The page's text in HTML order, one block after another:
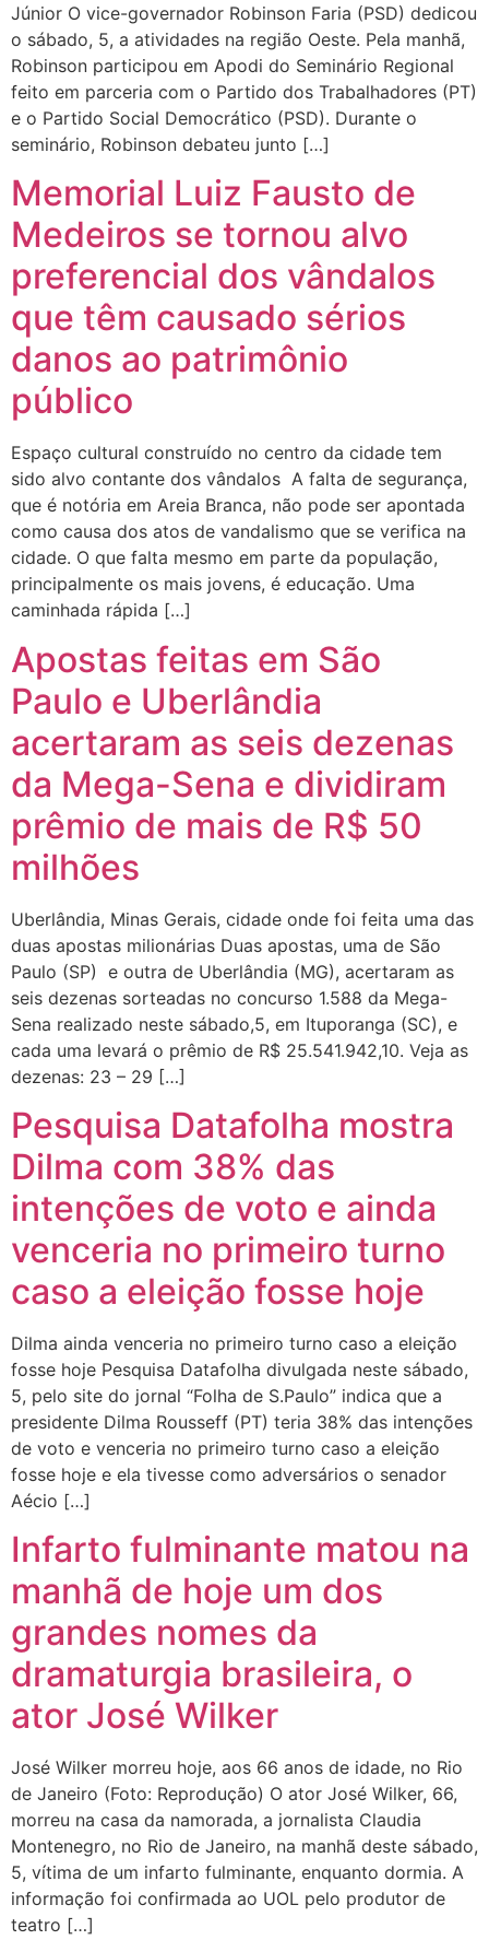
Júnior O vice-governador Robinson Faria (PSD) dedicou
o sábado, 5, a atividades na região Oeste. Pela manhã,
Robinson participou em Apodi do Seminário Regional
feito em parceria com o Partido dos Trabalhadores (PT)
e o Partido Social Democrático (PSD). Durante o
seminário, Robinson debateu junto […]
Memorial Luiz Fausto de
Medeiros se tornou alvo
preferencial dos vândalos
que têm causado sérios
danos ao patrimônio
público
Espaço cultural construído no centro da cidade tem
sido alvo contante dos vândalos A falta de segurança,
que é notória em Areia Branca, não pode ser apontada
como causa dos atos de vandalismo que se verifica na
cidade. O que falta mesmo em parte da população,
principalmente os mais jovens, é educação. Uma
caminhada rápida […]
Apostas feitas em São
Paulo e Uberlândia
acertaram as seis dezenas
da Mega-Sena e dividiram
prêmio de mais de R$ 50
milhões
Uberlândia, Minas Gerais, cidade onde foi feita uma das
duas apostas milionárias Duas apostas, uma de São
Paulo (SP) e outra de Uberlândia (MG), acertaram as
seis dezenas sorteadas no concurso 1.588 da Mega-
Sena realizado neste sábado,5, em Ituporanga (SC), e
cada uma levará o prêmio de R$ 25.541.942,10. Veja as
dezenas: 23 – 29 […]
Pesquisa Datafolha mostra
Dilma com 38% das
intenções de voto e ainda
venceria no primeiro turno
caso a eleição fosse hoje
Dilma ainda venceria no primeiro turno caso a eleição
fosse hoje Pesquisa Datafolha divulgada neste sábado,
5, pelo site do jornal “Folha de S.Paulo” indica que a
presidente Dilma Rousseff (PT) teria 38% das intenções
de voto e venceria no primeiro turno caso a eleição
fosse hoje e ela tivesse como adversários o senador
Aécio […]
Infarto fulminante matou na
manhã de hoje um dos
grandes nomes da
dramaturgia brasileira, o
ator José Wilker
José Wilker morreu hoje, aos 66 anos de idade, no Rio
de Janeiro (Foto: Reprodução) O ator José Wilker, 66,
morreu na casa da namorada, a jornalista Claudia
Montenegro, no Rio de Janeiro, na manhã deste sábado,
5, vítima de um infarto fulminante, enquanto dormia. A
informação foi confirmada ao UOL pelo produtor de
teatro […]